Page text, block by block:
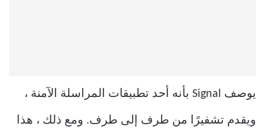
يوصف Signal بأنه أحد تطبيقات المراسلة الآمنة ،
ويقدم تشفيرًا من طرف إلى طرف. ومع ذلك ، هذا